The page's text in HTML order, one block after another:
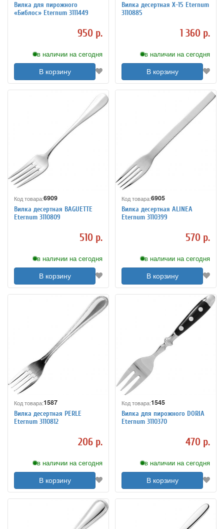
Вилка для пирожного
«Библос» Eternum 3111449
950 р.
в наличии на сегодня
В корзину
Вилка десертная X-15 Eternum
3110885
1 360 р.
в наличии на сегодня
В корзину
Код товара:6909
Вилка десертная BAGUETTE
Eternum 3110809
510 р.
в наличии на сегодня
В корзину
Код товара:6905
Вилка десертная ALINEA
Eternum 3110399
570 р.
в наличии на сегодня
В корзину
Код товара:1587
Вилка десертная PERLE
Eternum 3110812
206 р.
в наличии на сегодня
В корзину
Код товара:1545
Вилка для пирожного DORIA
Eternum 3110370
470 р.
в наличии на сегодня
В корзину